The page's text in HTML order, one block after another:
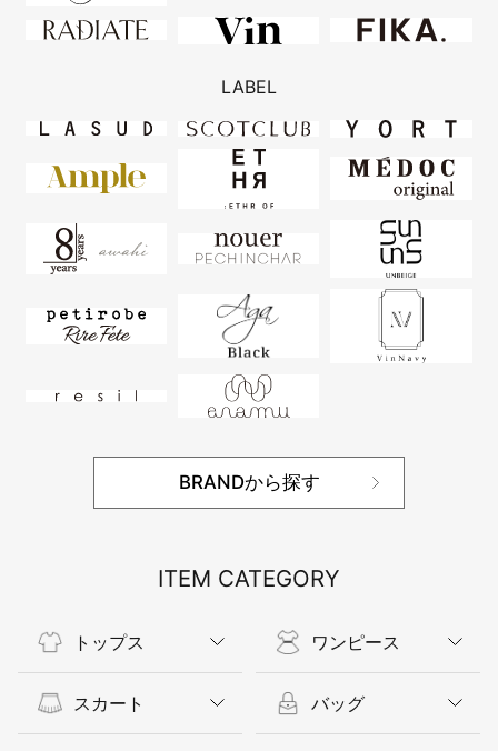
LABEL
BRANDから探す
ITEM CATEGORY
トップス
スカート
ワンピース
バッグ